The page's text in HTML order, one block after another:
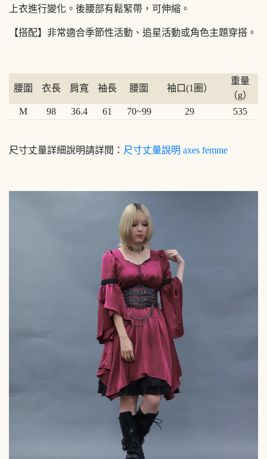
上衣進行變化。後腰部有鬆緊帶，可伸縮。
【搭配】非常適合季節性活動、追星活動或角色主題穿搭。
腰圍 衣長 肩寬 袖長 腰圍 袖口(1圈）
重量
（g）
M
98 36.4 61 70~99 29 535
尺寸丈量詳細說明請詳閱： 尺寸丈量說明 axes femme